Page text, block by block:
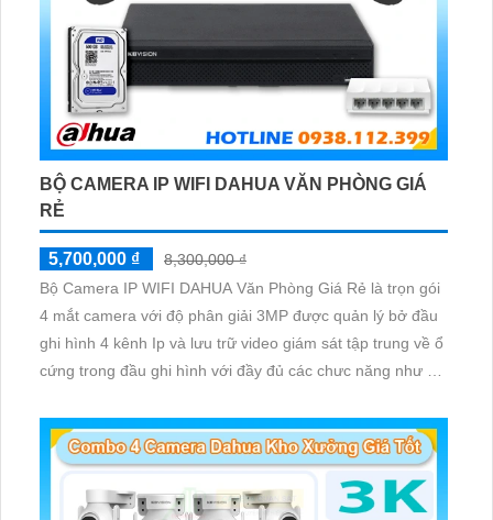
BỘ CAMERA IP WIFI DAHUA VĂN PHÒNG GIÁ
RẺ
5,700,000 ₫
8,300,000 ₫
Bộ Camera IP WIFI DAHUA Văn Phòng Giá Rẻ là trọn gói
4 mắt camera với độ phân giải 3MP được quản lý bở đầu
ghi hình 4 kênh Ip và lưu trữ video giám sát tập trung về ổ
cứng trong đầu ghi hình với đầy đủ các chưc năng như AI
giám sát có màu vào ban đêm